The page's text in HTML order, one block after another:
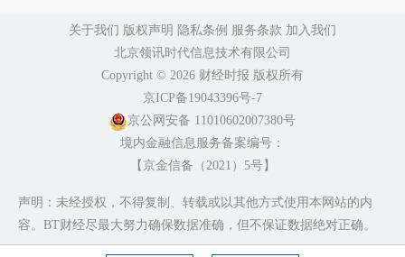
关于我们 版权声明 隐私条例 服务条款 加入我们
北京领讯时代信息技术有限公司
Copyright ©️ 2026 财经时报 版权所有
京ICP备19043396号-7
京公网安备 11010602007380号
境内金融信息服务备案编号：
【京金信备（2021）5号】
声明：未经授权，不得复制、转载或以其他方式使用本网站的内
容。BT财经尽最大努力确保数据准确，但不保证数据绝对正确。